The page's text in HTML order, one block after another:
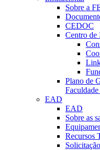
Sobre a
CEDOC
Centro de
Plano de
EAD
EAD
Sobre as
Recursos
Solicitação